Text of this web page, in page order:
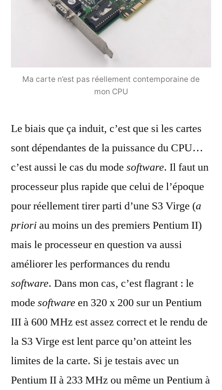
Ma carte n’est pas réellement contemporaine de
mon CPU
Le biais que ça induit, c’est que si les cartes
sont dépendantes de la puissance du CPU…
c’est aussi le cas du mode software. Il faut un
processeur plus rapide que celui de l’époque
pour réellement tirer parti d’une S3 Virge (a
prioriau moins un des premiers Pentium II)
mais le processeur en question va aussi
améliorer les performances du rendu
software. Dans mon cas, c’est flagrant : le
mode softwareen 320 x 200 sur un Pentium
III à 600 MHz est assez correct et le rendu de
la S3 Virge est lent parce qu’on atteint les
limites de la carte. Si je testais avec un
Pentium II à 233 MHz ou même un Pentium à